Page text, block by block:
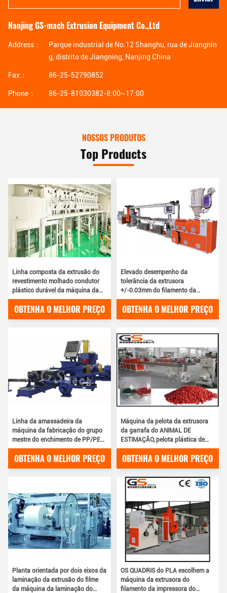
Nanjing GS-mach Extrusion Equipment Co.,Ltd
Address：
Parque industrial de No.12 Shanghu, rua de Jiangnin
g, distrito de Jiangning, Nanjing China
Fax： 86-25-52790852
Phone： 86-25-81030382-8:00~17:00
NOSSOS PRODUTOS
Top Products
Linha composta da extrusão do
revestimento molhado condutor
plástico durável da máquina da
laminação
OBTENHA O MELHOR PREÇO
Elevado desempenho da
tolerância da extrusora
+/-0.03mm do filamento da
impressora do AUGE 3D do PA do
PLA PETG do ABS
OBTENHA O MELHOR PREÇO
Linha da amassadeira da
máquina da fabricação do grupo
mestre do enchimento de PP/PE
para filmes de sopro
OBTENHA O MELHOR PREÇO
Máquina da pelota da extrusora
da garrafa do ANIMAL DE
ESTIMAÇÃO, pelota plástica de
dois parafusos que faz a
máquina
OBTENHA O MELHOR PREÇO
Planta orientada por dois eixos da
laminação da extrusão do filme
da máquina da laminação do
OS QUADRIS do PLA escolhem a
máquina da extrusora do
filamento da impressora do